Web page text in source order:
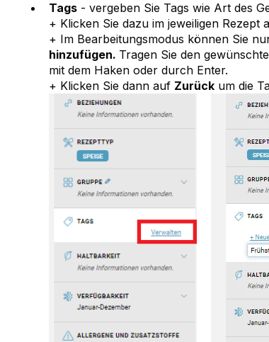
Tags- vergeben Sie Tags wie Art des
+ Klicken Sie dazu im jeweiligen Rezept
+ Im Bearbeitungsmodus können Sie
hinzufügen. Tragen Sie den
mit dem Haken oder durch Enter.
+ Klicken Sie dann auf Zurückum die